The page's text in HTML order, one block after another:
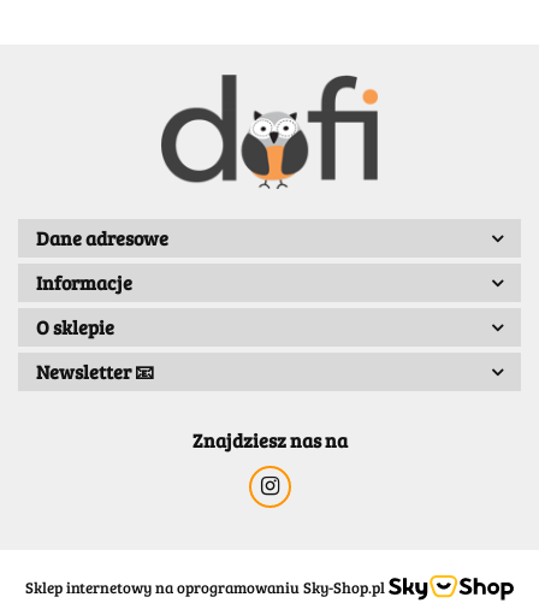
BENASSI/GALGI
Dane adresowe
Informacje
O sklepie
Newsletter 📧
Znajdziesz nas na
Sklep internetowy na oprogramowaniu Sky-Shop.pl